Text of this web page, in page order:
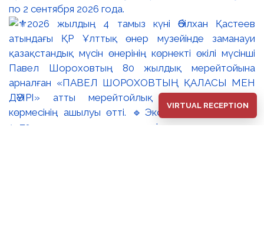
по 2 сентября 2026 года.
VIRTUAL RECEPTION